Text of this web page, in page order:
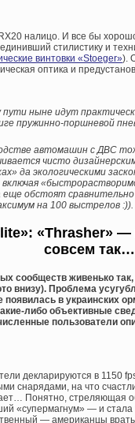
налицо. И все бы
стилистику и
винтовки «Stoeger»).
оптика и
ныне идут
пружинно-поршневой
автомашин с ДВС
чисто
да экологическими
еще обстоят
на 100 выстрелов :)).
«Thrasher»
совсем так…
сообществ живенько
внизу). Проблема
в украинских
либо объективные
пользователи
декларируются в 1150
снарядами, на что
Понятно, стреляющая
«супермагнум» — и стала
— американцы врать